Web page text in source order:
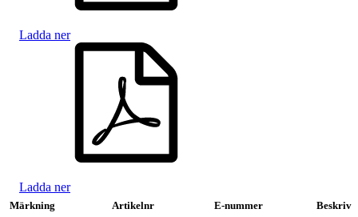
Ladda ner
Ladda ner
Märkning Artikelnr E-nummer